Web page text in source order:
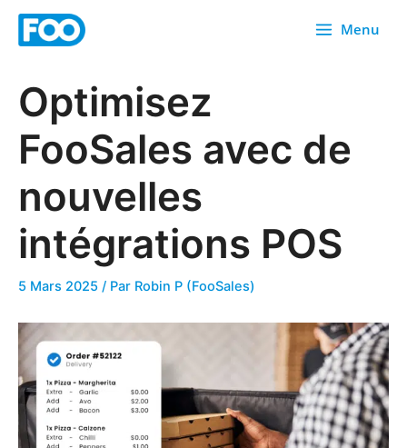
Skip
Menu
Optimisez
FooSales avec de
nouvelles
intégrations POS
5 Mars 2025 / Par Robin P (FooSales)